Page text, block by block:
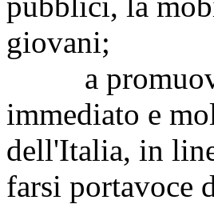
giovani;
a
immediato e
dell'Italia, in
farsi portavoce